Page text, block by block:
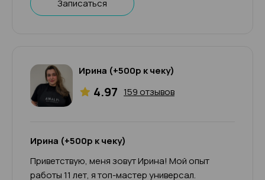
Записаться
Ирина (+500р к чеку)
4.97 159 отзывов
Ирина (+500р к чеку)
Приветствую, меня зовут Ирина! Мой опыт
работы 11 лет, я топ-мастер универсал.